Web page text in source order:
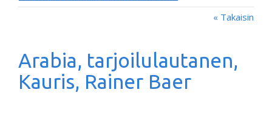
« Takaisin
Arabia, tarjoilulautanen,
Kauris, Rainer Baer